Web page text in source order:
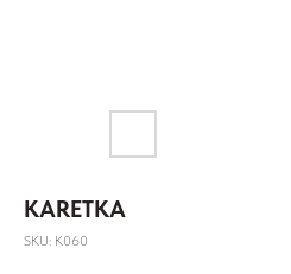
KARETKA
SKU: К060